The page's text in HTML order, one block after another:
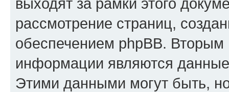
рассмотрение страниц,
обеспечением phpBB.
информации являются
Этими данными могут быть,